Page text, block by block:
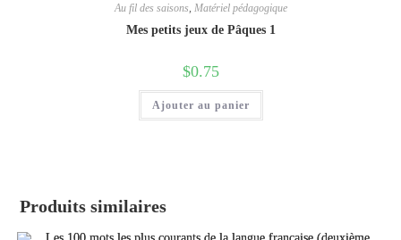
Au fil des saisons, Matériel pédagogique
Mes petits jeux de Pâques 1
$0.75
Ajouter au panier
Produits similaires